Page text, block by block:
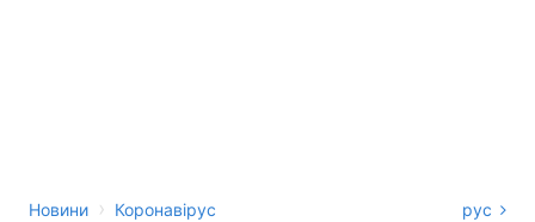
Новини › Коронавірус рус